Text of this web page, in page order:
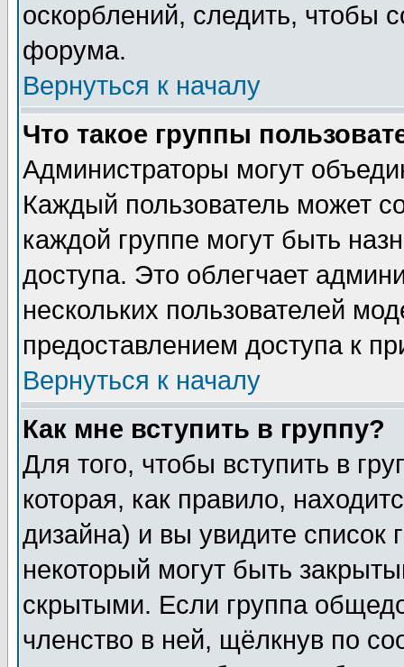
оскорблений, следить, чтобы
форума.
Вернуться к началу
Что такое группы
Администраторы могут
Каждый пользователь может
каждой группе могут быть
доступа. Это облегчает
нескольких пользователей
предоставлением доступа к
Вернуться к началу
Как мне вступить в группу?
Для того, чтобы вступить в
которая, как правило,
дизайна) и вы увидите список
некоторый могут быть
скрытыми. Если группа
членство в ней, щёлкнув по